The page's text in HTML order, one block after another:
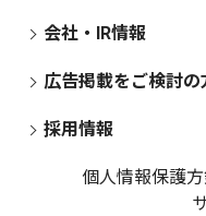
会社・IR情報
広告掲載をご検討の
採用情報
個人情報保護